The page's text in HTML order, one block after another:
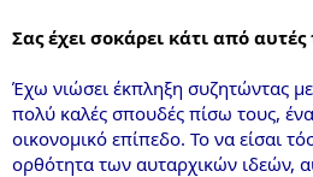
Σας έχει σοκάρει κάτι από αυτές
Έχω νιώσει έκπληξη συζητώντας
πολύ καλές σπουδές πίσω τους,
οικονομικό επίπεδο. Το να είσαι
ορθότητα των αυταρχικών ιδεών,